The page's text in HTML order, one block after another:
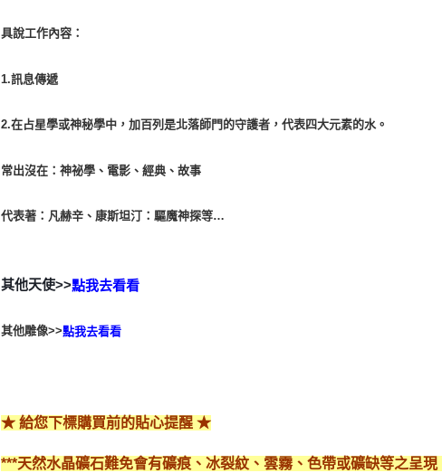
具說工作內容：
1.訊息傳遞
2.在占星學或神秘學中，加百列是北落師門的守護者，代表四大元素的水。
常出沒在：神祕學、電影、經典、故事
代表著：凡赫辛、康斯坦汀：驅魔神探等…
其他天使>>點我去看看
其他雕像>>點我去看看
★ 給您下標購買前的貼心提醒 ★
***天然水晶礦石難免會有礦痕、冰裂紋、雲霧、色帶或礦缺等之呈